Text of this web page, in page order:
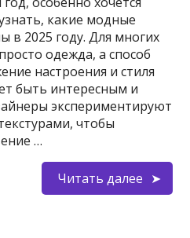
какие модные
в 2025 году. Для многих
одежда, а способ
настроения и стиля
быть интересным и
экспериментируют
чтобы
…
Читать далее